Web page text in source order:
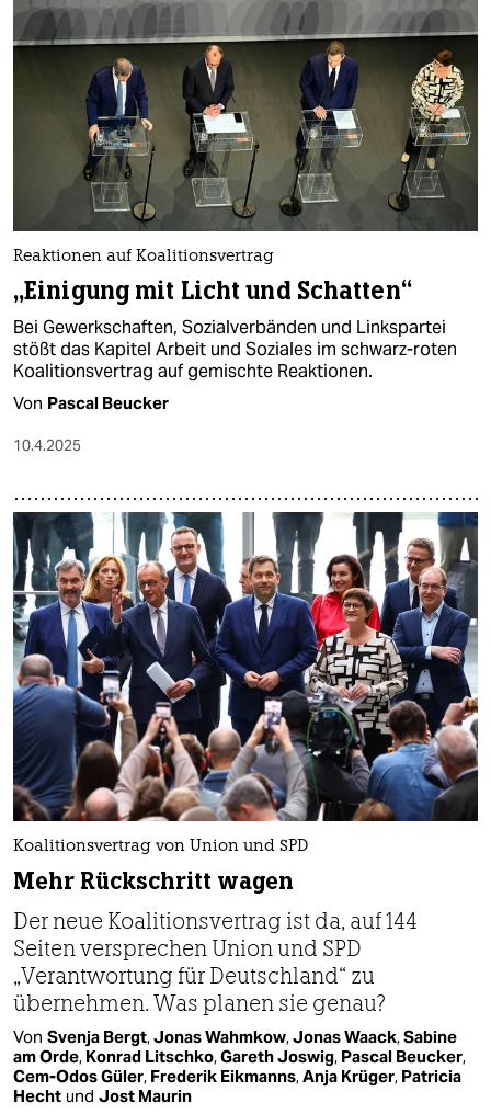
Reaktionen auf Koalitionsvertrag
„Einigung mit Licht und Schatten“
Bei Gewerkschaften, Sozialverbänden und Linkspartei
stößt das Kapitel Arbeit und Soziales im schwarz-roten
Koalitionsvertrag auf gemischte Reaktionen.
Von Pascal Beucker
10.4.2025
Koalitionsvertrag von Union und SPD
Mehr Rückschritt wagen
Der neue Koalitionsvertrag ist da, auf 144
Seiten versprechen Union und SPD
„Verantwortung für Deutschland“ zu
übernehmen. Was planen sie genau?
Von Svenja Bergt,Jonas Wahmkow,Jonas Waack,Sabine
am Orde, Konrad Litschko,Gareth Joswig, Pascal Beucker,
Cem-Odos Güler, Frederik Eikmanns,Anja Krüger, Patricia
Hecht und Jost Maurin